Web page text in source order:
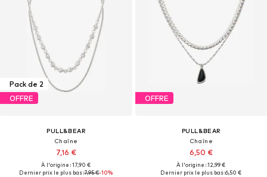
Pack de 2
OFFRE
PULL&BEAR
Chaîne
7,16 €
À l'origine : 17,90 €
Dernier prix le plus bas :7,95 €-10%
OFFRE
PULL&BEAR
Chaîne
6,50 €
À l'origine : 12,99 €
Dernier prix le plus bas :6,50 €